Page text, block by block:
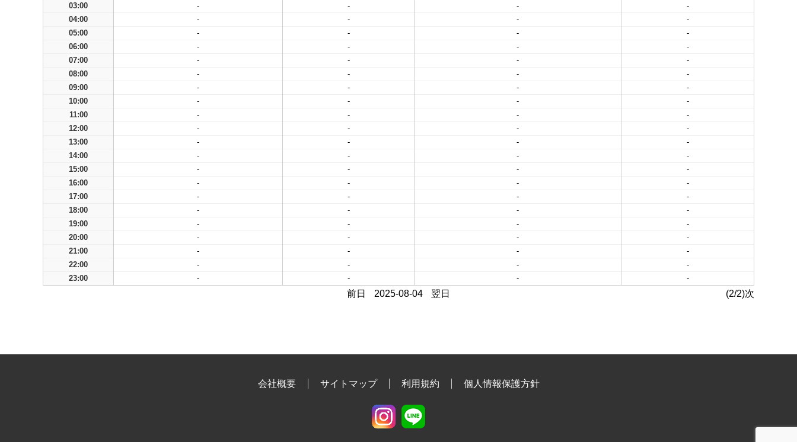
03:00
- - -
-
04:00
- - -
-
05:00
- - -
-
06:00
- - -
-
07:00
- - -
-
08:00
- - -
-
09:00
- - -
-
10:00
- - -
-
11:00
- - -
-
12:00
- - -
-
13:00
- - -
-
14:00
- - -
-
15:00
- - -
-
16:00
- - -
-
17:00
- - -
-
18:00
- - -
-
19:00
- - -
-
20:00
- - -
-
21:00
- - -
-
22:00
- - -
-
23:00
- - - -
前日 2025-08-04 翌日 (2/2)次
会社概要 サイトマップ 利用規約 個人情報保護方針